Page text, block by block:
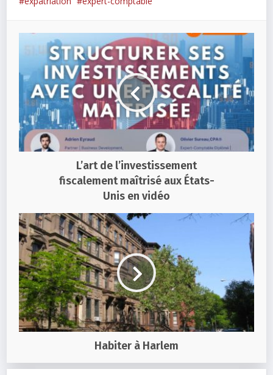
L’art de l’investissement
fiscalement maîtrisé aux États-
Unis en vidéo
Habiter à Harlem